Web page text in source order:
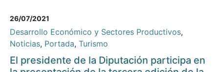
26/07/2021
Desarrollo Económico y Sectores Productivos,
Noticias, Portada, Turismo
El presidente de la Diputación participa en